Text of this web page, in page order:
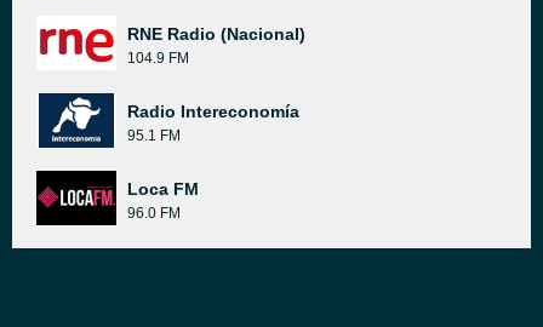
RNE Radio (Nacional)
104.9 FM
Radio Intereconomía
95.1 FM
Loca FM
96.0 FM